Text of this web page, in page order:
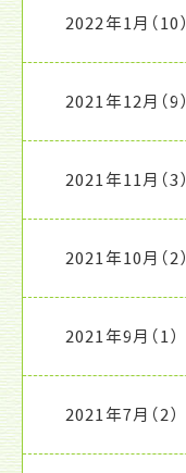
2022年1月 （10）
2021年12月 （9）
2021年11月 （3）
2021年10月 （2）
2021年9月 （1）
2021年7月 （2）